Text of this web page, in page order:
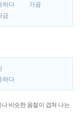
하다
가끔
금
하다
나 비슷한 음절이 겹쳐 나는